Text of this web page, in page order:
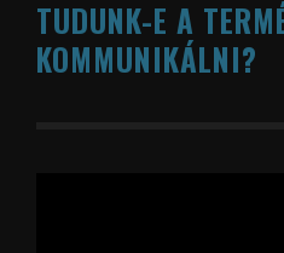
TUDUNK-E A
KOMMUNIKÁLNI?